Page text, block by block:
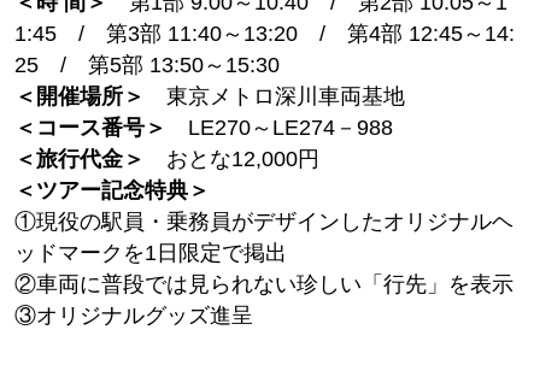
1:45 / 第3部 11:40～13:20 / 第4部 12:45～14:
25 / 第5部 13:50～15:30
＜開催場所＞
東京メトロ深川車両基地
＜コース番号＞
LE270～LE274－988
＜旅行代金＞
おとな12,000円
＜ツアー記念特典＞
①現役の駅員・乗務員がデザインしたオリジナルヘ
ッドマークを1日限定で掲出
②車両に普段では見られない珍しい「行先」を表示
③オリジナルグッズ進呈